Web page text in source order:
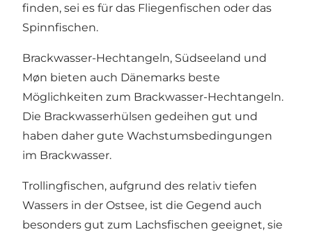
finden, sei es für das Fliegenfischen oder das
Spinnfischen.
Brackwasser-Hechtangeln, Südseeland und
Møn bieten auch Dänemarks beste
Möglichkeiten zum Brackwasser-Hechtangeln.
Die Brackwasserhülsen gedeihen gut und
haben daher gute Wachstumsbedingungen
im Brackwasser.
Trollingfischen, aufgrund des relativ tiefen
Wassers in der Ostsee, ist die Gegend auch
besonders gut zum Lachsfischen geeignet, sie